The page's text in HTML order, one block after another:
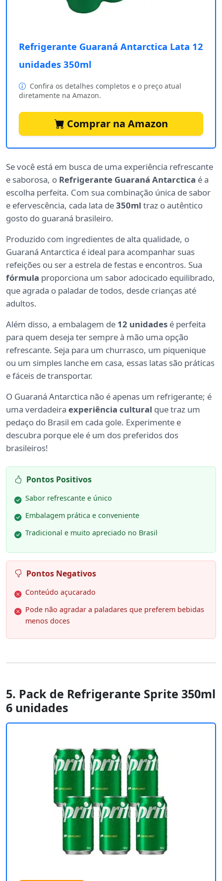
Refrigerante Guaraná Antarctica Lata 12
unidades 350ml
Confira os detalhes completos e o preço atual
diretamente na Amazon.
Comprar na Amazon
Se você está em busca de uma experiência refrescante
e saborosa, o Refrigerante Guaraná Antarctica é a
escolha perfeita. Com sua combinação única de sabor
e efervescência, cada lata de350ml traz o autêntico
gosto do guaraná brasileiro.
Produzido com ingredientes de alta qualidade, o
Guaraná Antarctica é ideal para acompanhar suas
refeições ou ser a estrela de festas e encontros. Sua
fórmula proporciona um sabor adocicado equilibrado,
que agrada o paladar de todos, desde crianças até
adultos.
Além disso, a embalagem de 12 unidades é perfeita
para quem deseja ter sempre à mão uma opção
refrescante. Seja para um churrasco, um piquenique
ou um simples lanche em casa, essas latas são práticas
e fáceis de transportar.
O Guaraná Antarctica não é apenas um refrigerante; é
uma verdadeira experiência cultural que traz um
pedaço do Brasil em cada gole. Experimente e
descubra porque ele é um dos preferidos dos
brasileiros!
Pontos Positivos
Sabor refrescante e único
Embalagem prática e conveniente
Tradicional e muito apreciado no Brasil
Pontos Negativos
Conteúdo açucarado
Pode não agradar a paladares que preferem bebidas
menos doces
5. Pack de Refrigerante Sprite 350ml
6 unidades